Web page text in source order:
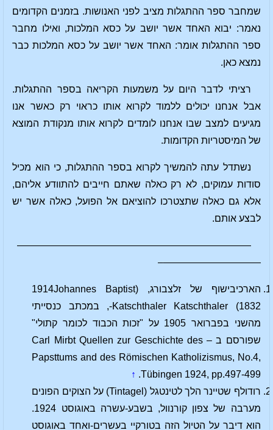
שמחבר ספר ההתגלות מציב לפני האנושות. בזמנים הקדומים
נאמר: יבוא האחד אשר יושב על כסא המלכות, ואילו מחבר
ספר ההתגלות אומר: האחד אשר יושב על כסא המלכות כבר
נמצא כאן.
רציתי לדבר היום על משמעות הקריאה בספר ההתגלות.
אבל אנחנו יכולים ללמוד לקרוא אותו כראוי רק כאשר אנו
מגיעים למצב שבו אנחנו לומדים לקרוא אותו מנקודת המוצא
של המיסטריות הקדומות.
נשתדל עתה להמשיך לקרוא בספר ההתגלות, כי הוא מכיל
סודות עמוקים, לא רק כאלה שאתם חייבים להתוודע אליהם,
אלא גם כאלה שתצטרכו להוציאם אל הפועל, כאלה אשר יש
לבצע אותם.
————————————————————————
——————————–
הארכיבישוף של זלצבורג, (1914Johannes Baptist
Katschthaler Katschthaler (1832-, במכתב כנסייתי
מהשני בפברואר 1905 על "זכות הכבוד לכומר קתולי"
שפורסם ב – Carl Mirbt Quellen zur Geschichte des
Papsttums and des Römischen Katholizismus, No.4,
Tübingen 1924, pp.497-499.
↑
רודולף שטיינר הלך לטינטגל (Tintagel) על הצוקים הפונים
מערבה של צפון קורנוול, בשבע-עשרה באוגוסט 1924.
הוא דיבר על הטיול הזה בטורקיי בעשרים-ואחד באוגוסט